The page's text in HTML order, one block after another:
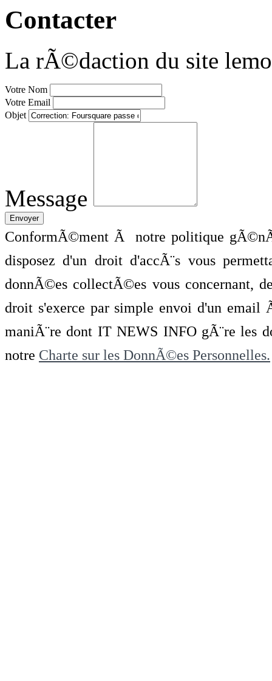
Contacter
La rÃ©daction du site
Votre Nom
Votre Email
Objet
Message
ConformÃ©ment Ã notre politique
disposez d'un droit d'accÃ¨s vous
donnÃ©es collectÃ©es vous concernant,
droit s'exerce par simple envoi d'un
maniÃ¨re dont IT NEWS INFO gÃ¨re les
notre Charte sur les DonnÃ©es Personnelles.